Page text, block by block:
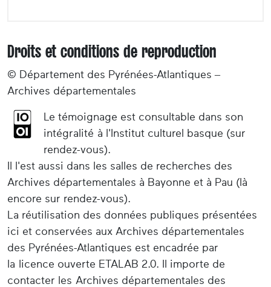
Droits et conditions de reproduction
© Département des Pyrénées-Atlantiques –
Archives départementales
Le témoignage est consultable dans son
intégralité à l'Institut culturel basque (sur
rendez-vous).
Il l'est aussi dans les salles de recherches des
Archives départementales à Bayonne et à Pau (là
encore sur rendez-vous).
La réutilisation des données publiques présentées
ici et conservées aux Archives départementales
des Pyrénées-Atlantiques est encadrée par
la licence ouverte ETALAB 2.0. Il importe de
contacter les Archives départementales des